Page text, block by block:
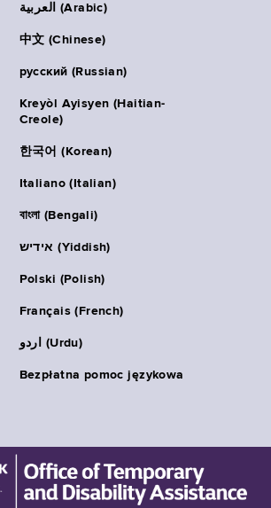
العربية (Arabic)
中文 (Chinese)
русский (Russian)
Kreyòl Ayisyen (Haitian-
Creole)
한국어 (Korean)
Italiano (Italian)
বাংলা (Bengali)
אידיש (Yiddish)
Polski (Polish)
Français (French)
اردو (Urdu)
Bezpłatna pomoc językowa